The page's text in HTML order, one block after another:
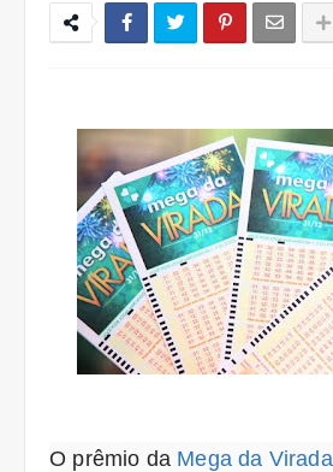
O prêmio da Mega da Virada